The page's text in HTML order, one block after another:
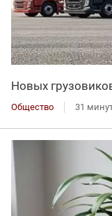
Новых
Общество 31